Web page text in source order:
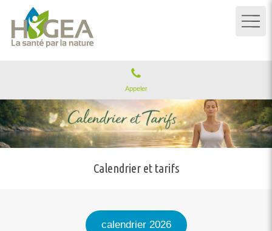
Appeler
Calendrier et tarifs
calendrier 2026